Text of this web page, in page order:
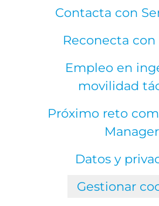
Contacta con
Reconecta con
Empleo en
movilidad
Próximo reto
Manager
Datos y
Gestionar